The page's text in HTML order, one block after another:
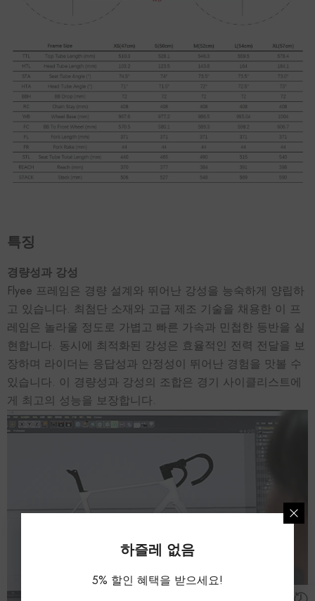
특징
경량성과 강성
Flyee 프레임은 경량 설계와 뛰어난 강성을 능숙하게 양립하
고 있습니다. 최첨단 소재와 고급 제조 기술을 채용한 이 프
레임은 놀라울 정도로 가볍고 빠른 가속과 민첩한 등반을 실
현합니다. 동시에 최적화된 강성은 효율적인 전력 전달을 보
장하며 라이더는 응답성과 안정성이 뛰어난 경험을 맛볼 수
있습니다. 이 경량성과 강성의 조합은 경기 사이클리스트에
게 최고의 성능을 보장합니다.
하즐레 없음
5% 할인 혜택을 받으세요!